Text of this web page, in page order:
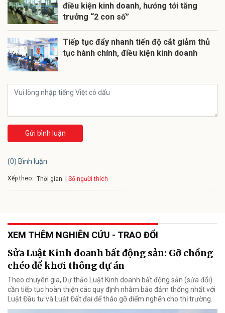
điều kiện kinh doanh, hướng tới tăng
trưởng “2 con số”
Tiếp tục đẩy nhanh tiến độ cắt giảm thủ
tục hành chính, điều kiện kinh doanh
Gửi bình luận
(0) Bình luận
Xếp theo: Thời gian Số người thích
XEM THÊM NGHIÊN CỨU - TRAO ĐỔI
Sửa Luật Kinh doanh bất động sản: Gỡ chồng
chéo để khơi thông dự án
Theo chuyên gia, Dự thảo Luật Kinh doanh bất động sản (sửa đổi)
cần tiếp tục hoàn thiện các quy định nhằm bảo đảm thống nhất với
Luật Đầu tư và Luật Đất đai để tháo gỡ điểm nghẽn cho thị trường.